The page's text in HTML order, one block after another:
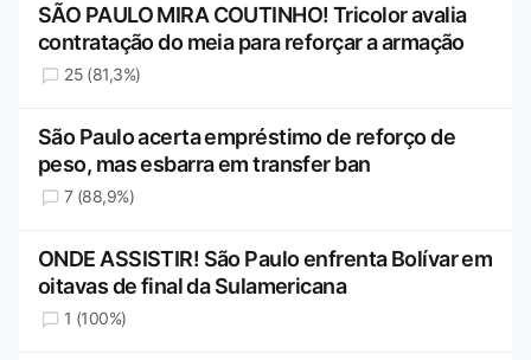
SÃO PAULO MIRA COUTINHO! Tricolor avalia
contratação do meia para reforçar a armação
25 (81,3%)
São Paulo acerta empréstimo de reforço de
peso, mas esbarra em transfer ban
7 (88,9%)
ONDE ASSISTIR! São Paulo enfrenta Bolívar em
oitavas de final da Sulamericana
1 (100%)